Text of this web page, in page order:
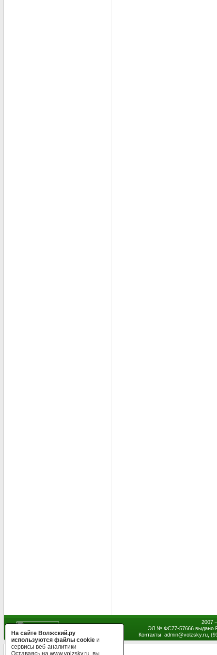
2007
ЭЛ № ФС77-57666 выдано
Контакты: admin@volzsky.ru,
На сайте Волжский.ру
используются файлы cookie и
сервисы веб-аналитики
Оставаясь на www.volzsky.ru, вы